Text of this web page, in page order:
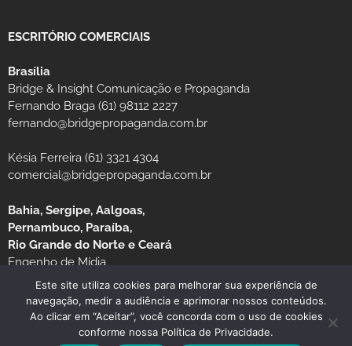
ESCRITÓRIO COMERCIAIS
Brasília
Bridge & Insight Comunicação e Propaganda
Fernando Braga (61) 98112 2227
fernando@bridgepropaganda.com.br
Késia Ferreira (61) 3321 4304
comercial@bridgepropaganda.com.br
Bahia, Sergipe, Aalgoas,
Pernambuco, Paraíba,
Rio Grande do Norte e Ceará
Engenho de Mídia
Luciano Moura (81) 99939-0235 / (81) 3126-8181
Este site utiliza cookies para melhorar sua experiência de
navegação, medir a audiência e aprimorar nossos conteúdos.
Ao clicar em “Aceitar”, você concorda com o uso de cookies
conforme nossa Política de Privacidade.